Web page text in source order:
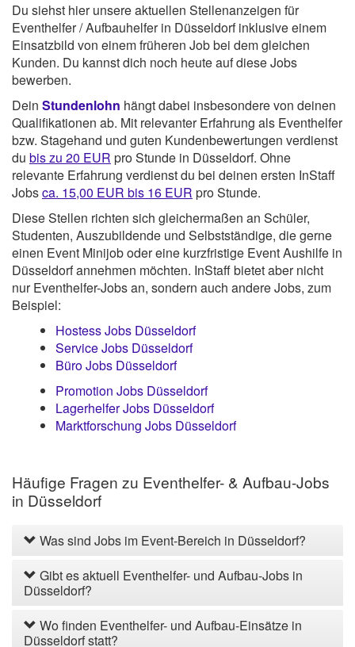
Du siehst hier unsere aktuellen Stellenanzeigen für
Eventhelfer / Aufbauhelfer in Düsseldorf inklusive einem
Einsatzbild von einem früheren Job bei dem gleichen
Kunden. Du kannst dich noch heute auf diese Jobs
bewerben.
Dein Stundenlohn hängt dabei insbesondere von deinen
Qualifikationen ab. Mit relevanter Erfahrung als Eventhelfer
bzw. Stagehand und guten Kundenbewertungen verdienst
du bis zu 20 EUR pro Stunde in Düsseldorf. Ohne
relevante Erfahrung verdienst du bei deinen ersten InStaff
Jobsca. 15,00 EUR bis 16 EUR pro Stunde.
Diese Stellen richten sich gleichermaßen an Schüler,
Studenten, Auszubildende und Selbstständige, die gerne
einen Event Minijob oder eine kurzfristige Event Aushilfe in
Düsseldorf annehmen möchten. InStaff bietet aber nicht
nur Eventhelfer-Jobs an, sondern auch andere Jobs, zum
Beispiel:
Hostess Jobs Düsseldorf
Service Jobs Düsseldorf
Büro Jobs Düsseldorf
Promotion Jobs Düsseldorf
Lagerhelfer Jobs Düsseldorf
Marktforschung Jobs Düsseldorf
Häufige Fragen zu Eventhelfer- & Aufbau-Jobs
in Düsseldorf
Was sind Jobs im Event-Bereich in Düsseldorf?
Gibt es aktuell Eventhelfer- und Aufbau-Jobs in
Düsseldorf?
Wo finden Eventhelfer- und Aufbau-Einsätze in
Düsseldorf statt?